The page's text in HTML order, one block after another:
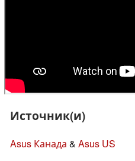
Источник(и)
Asus Канада & Asus US